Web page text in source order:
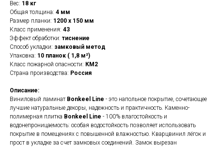
Вес: 18 кг
Общая толщина: 4 мм
Размер планки: 1200 х 150 мм
Класс применения: 43
Эффект обработки: тиснение
Способ укладки: замковый метод
Упаковка: 10 планок ( 1,8 м²)
Класс пожарной опасности: КМ2
Страна производства: Россия
Описание:
Виниловый ламинат Bonkeel Line - это напольное покрытие, сочетающее
лучшие натуральные декоры, надежность и практичность. Каменно-
полимерная плитка Bonkeel Line - 100% влагостойкость и
водонепроницаемость: особая водостойкость позволяет использовать
покрытие в помещениях с повышенной влажностью. Кварцвинил лёгок и
прост в укладке за счет замковых соединений. Замок вырезан